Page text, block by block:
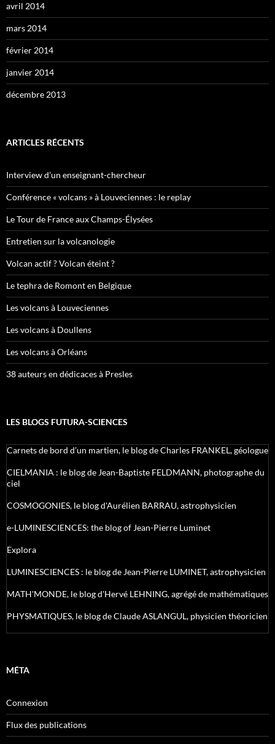
avril 2014
mars 2014
février 2014
janvier 2014
décembre 2013
ARTICLES RÉCENTS
Interview d’un enseignant-chercheur
Conférence « volcans » à Louveciennes : le replay
Le Tour de France aux Champs-Élysées
Entretien sur la volcanologie
Volcan actif ? Volcan éteint ?
Le tephra de Romont en Belgique
Les volcans à Louveciennes
Les volcans à Doullens
Les volcans à Orléans
38 auteurs en dédicaces à Presles
LES BLOGS FUTURA-SCIENCES
Carnets de bord d’un martien, le blog de Charles FRANKEL, géologue
CIELMANIA : le blog de Jean-Baptiste FELDMANN, photographe du
ciel
COSMOGONIES, le blog d'Aurélien BARRAU, astrophysicien
e-LUMINESCIENCES: the blog of Jean-Pierre Luminet
Explora
LUMINESCIENCES : le blog de Jean-Pierre LUMINET, astrophysicien
MATH'MONDE, le blog d'Hervé LEHNING, agrégé de mathématiques
PHYSMATIQUES, le blog de Claude ASLANGUL, physicien théoricien
MÉTA
Connexion
Flux des publications